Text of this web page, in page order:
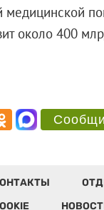
медицинской
около 400